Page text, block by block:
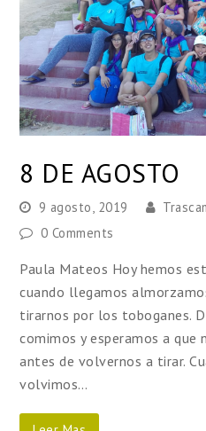
8 DE AGOSTO
9 agosto, 2019
0 Comments
Paula Mateos Hoy hemos
cuando llegamos
tirarnos por los toboganes.
comimos y esperamos a que
antes de volvernos a tirar.
volvimos…